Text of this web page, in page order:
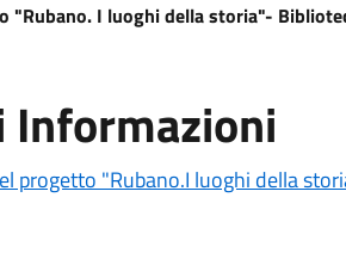
"Rubano. I luoghi della storia"-
progetto "Rubano.I luoghi della